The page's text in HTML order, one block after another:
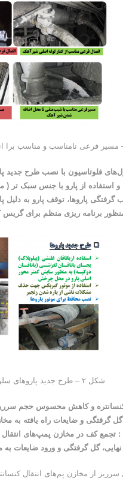
فلوتاسیون با نصب طرح جدید
استفاده از پارو با جنس سبک تر (
پاروها، توقف پارو به دلیل
برنامه ریزی منظم برای
شکل ۲ – طرح جدید پاروهای سلول‌های فلوتاسیون
کنسانتره و کاهش محسوس حجم
گرفتگی و ضایعات راه یافته به
گل گرفتگی و ورود ضایعات